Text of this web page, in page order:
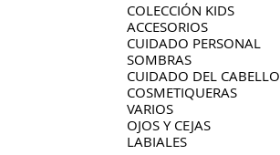
COLECCIÓN KIDS
ACCESORIOS
CUIDADO PERSONAL
SOMBRAS
CUIDADO DEL CABELLO
COSMETIQUERAS
VARIOS
OJOS Y CEJAS
LABIALES